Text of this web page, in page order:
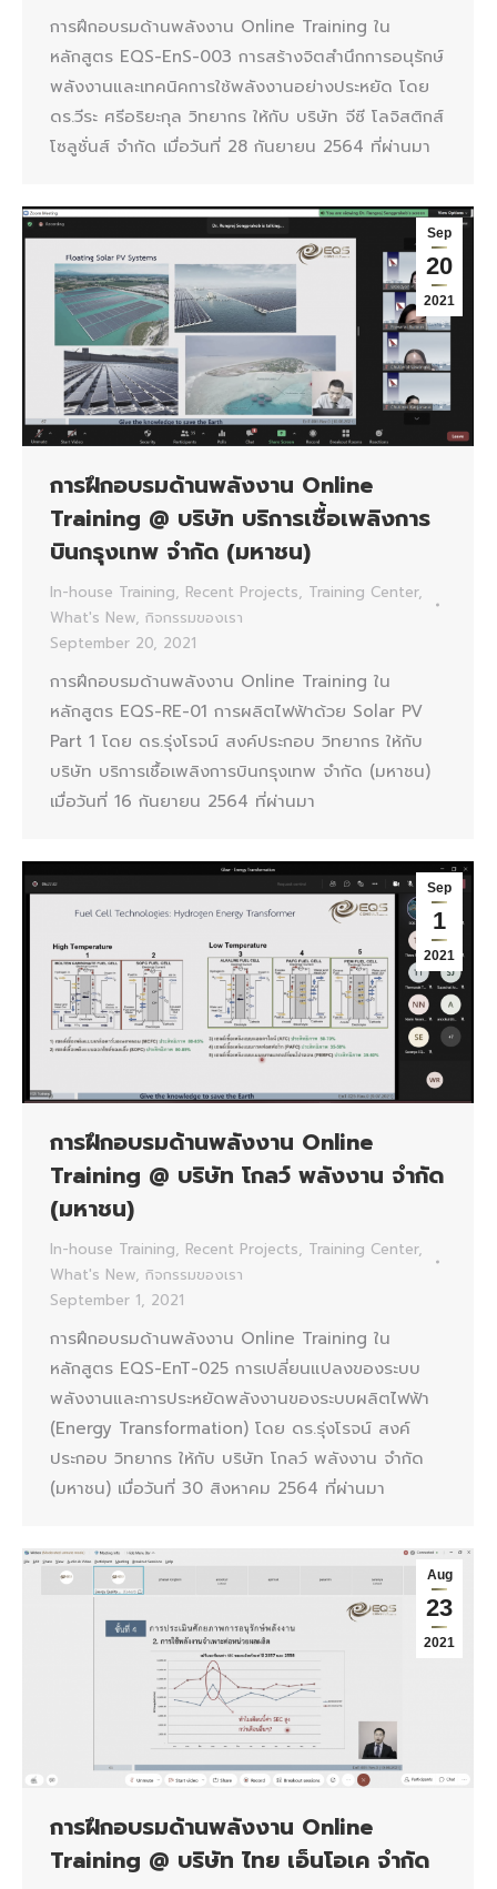
การฝึกอบรมด้านพลังงาน Online Training ใน
หลักสูตร EQS-EnS-003 การสร้างจิตสำนึกการอนุรักษ์
พลังงานและเทคนิคการใช้พลังงานอย่างประหยัด โดย
ดร.วีระ ศรีอริยะกุล วิทยากร ให้กับ บริษัท จีซี โลจิสติกส์
โซลูชั่นส์ จำกัด เมื่อวันที่ 28 กันยายน 2564 ที่ผ่านมา
Sep
20
2021
การฝึกอบรมด้านพลังงาน Online
Training @ บริษัท บริการเชื้อเพลิงการ
บินกรุงเทพ จำกัด (มหาชน)
In-house Training, Recent Projects, Training Center,
What's New, กิจกรรมของเรา
September 20, 2021
การฝึกอบรมด้านพลังงาน Online Training ใน
หลักสูตร EQS-RE-01 การผลิตไฟฟ้าด้วย Solar PV
Part 1 โดย ดร.รุ่งโรจน์ สงค์ประกอบ วิทยากร ให้กับ
บริษัท บริการเชื้อเพลิงการบินกรุงเทพ จำกัด (มหาชน)
เมื่อวันที่ 16 กันยายน 2564 ที่ผ่านมา
Sep
1
2021
การฝึกอบรมด้านพลังงาน Online
Training @ บริษัท โกลว์ พลังงาน จำกัด
(มหาชน)
In-house Training, Recent Projects, Training Center,
What's New, กิจกรรมของเรา
September 1, 2021
การฝึกอบรมด้านพลังงาน Online Training ใน
หลักสูตร EQS-EnT-025 การเปลี่ยนแปลงของระบบ
พลังงานและการประหยัดพลังงานของระบบผลิตไฟฟ้า
(Energy Transformation) โดย ดร.รุ่งโรจน์ สงค์
ประกอบ วิทยากร ให้กับ บริษัท โกลว์ พลังงาน จำกัด
(มหาชน) เมื่อวันที่ 30 สิงหาคม 2564 ที่ผ่านมา
Aug
23
2021
การฝึกอบรมด้านพลังงาน Online
Training @ บริษัท ไทย เอ็นโอเค จำกัด